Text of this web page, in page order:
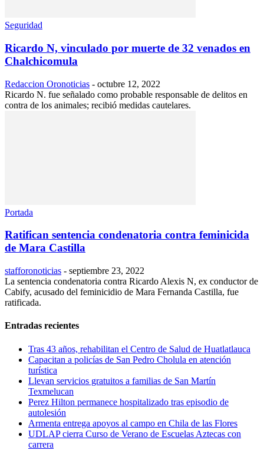
Seguridad
Ricardo N, vinculado por muerte de 32 venados en
Chalchicomula
Redaccion Oronoticias - octubre 12, 2022
Ricardo N. fue señalado como probable responsable de delitos en
contra de los animales; recibió medidas cautelares.
Portada
Ratifican sentencia condenatoria contra feminicida
de Mara Castilla
stafforonoticias - septiembre 23, 2022
La sentencia condenatoria contra Ricardo Alexis N, ex conductor de
Cabify, acusado del feminicidio de Mara Fernanda Castilla, fue
ratificada.
Entradas recientes
Tras 43 años, rehabilitan el Centro de Salud de Huatlatlauca
Capacitan a policías de San Pedro Cholula en atención
turística
Llevan servicios gratuitos a familias de San Martín
Texmelucan
Perez Hilton permanece hospitalizado tras episodio de
autolesión
Armenta entrega apoyos al campo en Chila de las Flores
UDLAP cierra Curso de Verano de Escuelas Aztecas con
carrera